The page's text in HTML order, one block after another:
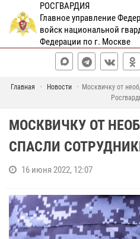
РОСГВАРДИЯ
Главное управление
войск национальной
Федерации по г. Москве
Главная Новости
Москвичку от
МОСКВИЧКУ ОТ
СПАСЛИ
16 июня 2022, 12:07